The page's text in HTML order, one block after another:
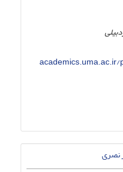
academics.uma.ac.ir/